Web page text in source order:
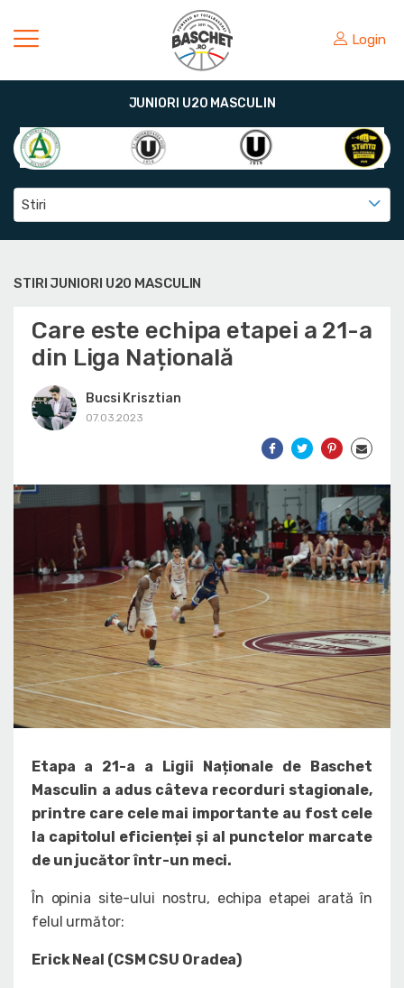
Login
JUNIORI U20 MASCULIN
Stiri
STIRI JUNIORI U20 MASCULIN
Care este echipa etapei a 21-a
din Liga Națională
Bucsi Krisztian
07.03.2023
Etapa a 21-a a Ligii Naționale de Baschet
Masculin a adus câteva recorduri stagionale,
printre care cele mai importante au fost cele
la capitolul eficienței și al punctelor marcate
de un jucător într-un meci.
În opinia site-ului nostru, echipa etapei arată în
felul următor:
Erick Neal (CSM CSU Oradea)